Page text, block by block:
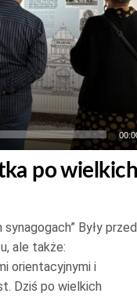
po wielkich
Były
ale także:
orientacyjnymi i
Dziś po wielkich